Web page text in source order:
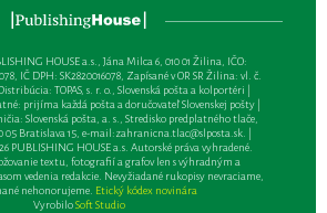
HOUSE a.s., Jána Milca 6, 010 01 Žilina, IČO:
IČ DPH: SK2820016078, Zapísané v OR SR Žilina: vl. č.
TOPAS, s. r. o., Slovenská pošta a kolportéri |
prijíma každá pošta a doručovateľ Slovenskej pošty |
Slovenská pošta, a. s., Stredisko predplatného tlače,
05 Bratislava 15, e-mail:zahranicna.tlac@slposta.sk. |
PUBLISHING HOUSE a.s. Autorské práva vyhradené.
textu, fotografií a grafov len s výhradným a
vedenia redakcie. Nevyžiadané rukopisy nevraciame,
nehonorujeme. Etický kódex novinára
VyrobiloSoft Studio